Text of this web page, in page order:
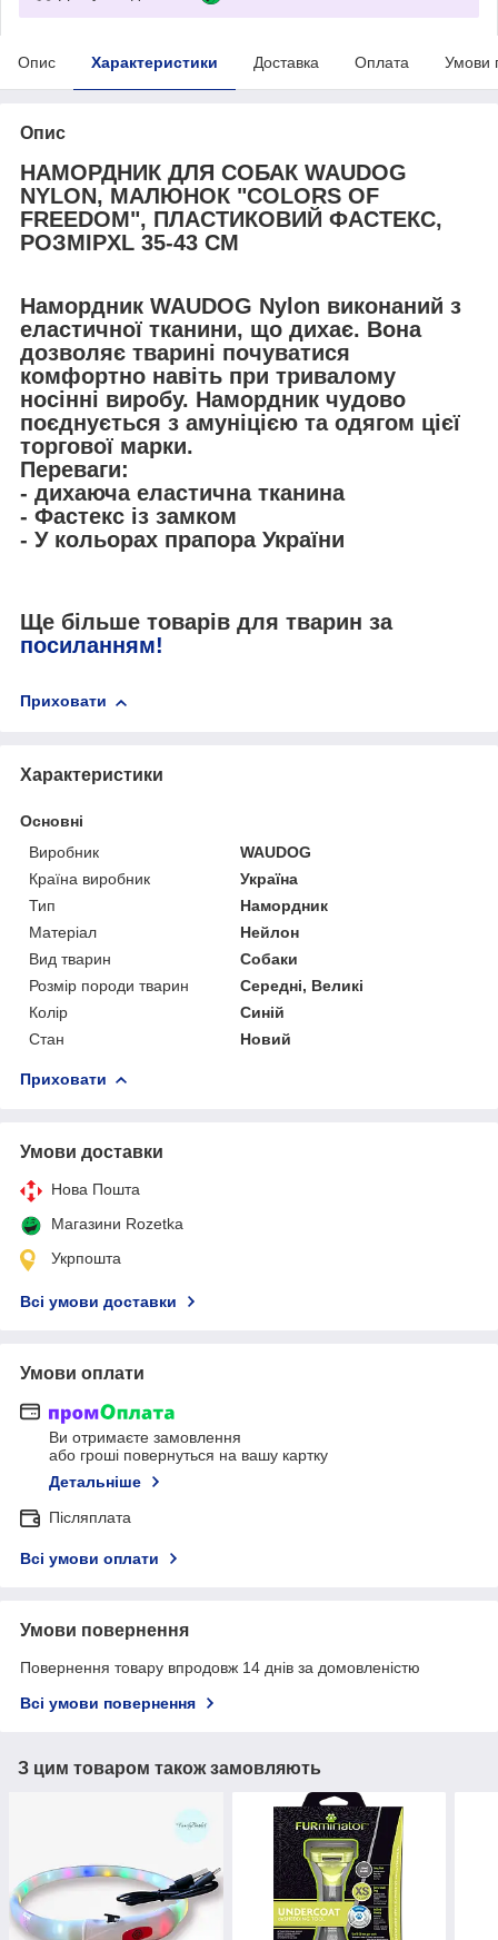
Опис Характеристики Доставка Оплата Умови
Опис
НАМОРДНИК ДЛЯ СОБАК WAUDOG
NYLON, МАЛЮНОК "COLORS OF
FREEDOM", ПЛАСТИКОВИЙ ФАСТЕКС,
РОЗМІРXL 35-43 СМ
Намордник WAUDOG Nylon виконаний з
еластичної тканини, що дихає. Вона
дозволяє тварині почуватися
комфортно навіть при тривалому
носінні виробу. Намордник чудово
поєднується з амуніцією та одягом цієї
торгової марки.
Переваги:
- дихаюча еластична тканина
- Фастекс із замком
- У кольорах прапора України
Ще більше товарів для тварин за
посиланням!
Приховати
Характеристики
Основні
Виробник
WAUDOG
Країна виробник
Україна
Тип
Намордник
Матеріал
Нейлон
Вид тварин
Собаки
Розмір породи тварин
Середні, Великі
Колір
Синій
Стан
Новий
Приховати
Умови доставки
Нова Пошта
Магазини Rozetka
Укрпошта
Всі умови доставки
Умови оплати
Ви отримаєте замовлення
або гроші повернуться на вашу картку
Детальніше
Післяплата
Всі умови оплати
Умови повернення
Повернення товару впродовж 14 днів за домовленістю
Всі умови повернення
З цим товаром також замовляють